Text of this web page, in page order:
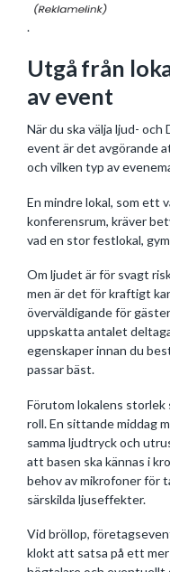
.
Utgå från
av event
När du ska välja ljud-
event är det avgörande
och vilken typ av
En mindre lokal, som ett
konferensrum, kräver
vad en stor festlokal,
Om ljudet är för svagt
men är det för kraftigt
överväldigande för
uppskatta antalet
egenskaper innan du
passar bäst.
Förutom lokalens
roll. En sittande middag
samma ljudtryck och
att basen ska kännas i
behov av mikrofoner för
särskilda ljuseffekter.
Vid bröllop,
klokt att satsa på ett